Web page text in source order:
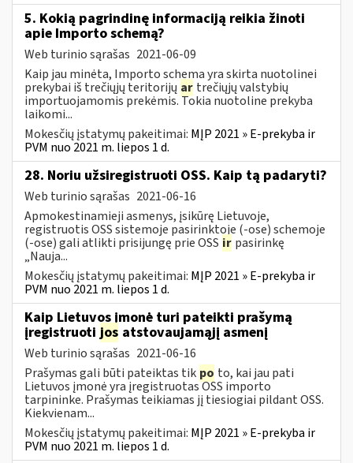
5. Kokią pagrindinę informaciją reikia žinoti
apie Importo schemą?
Web turinio sąrašas 2021-06-09
Kaip jau minėta, Importo schema yra skirta nuotolinei
prekybai iš trečiųjų teritorijų ar trečiųjų valstybių
importuojamomis prekėmis. Tokia nuotoline prekyba
laikomi...
Mokesčių įstatymų pakeitimai: MĮP 2021 » E-prekyba ir
PVM nuo 2021 m. liepos 1 d.
28. Noriu užsiregistruoti OSS. Kaip tą padaryti?
Web turinio sąrašas 2021-06-16
Apmokestinamieji asmenys, įsikūrę Lietuvoje,
registruotis OSS sistemoje pasirinktoje (-ose) schemoje
(-ose) gali atlikti prisijungę prie OSS ir pasirinkę
„Nauja...
Mokesčių įstatymų pakeitimai: MĮP 2021 » E-prekyba ir
PVM nuo 2021 m. liepos 1 d.
Kaip Lietuvos įmonė turi pateikti prašymą
įregistruoti jos atstovaujamąjį asmenį
Web turinio sąrašas 2021-06-16
Prašymas gali būti pateiktas tik po to, kai jau pati
Lietuvos įmonė yra įregistruotas OSS importo
tarpininke. Prašymas teikiamas jį tiesiogiai pildant OSS.
Kiekvienam...
Mokesčių įstatymų pakeitimai: MĮP 2021 » E-prekyba ir
PVM nuo 2021 m. liepos 1 d.